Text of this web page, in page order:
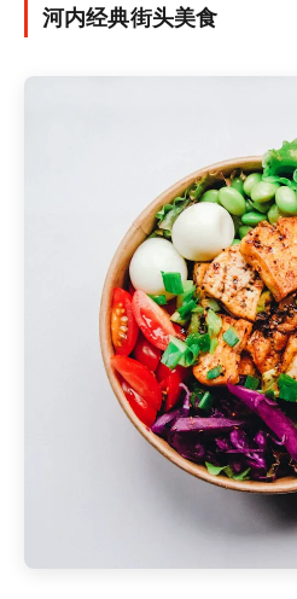
河内经典街头美食